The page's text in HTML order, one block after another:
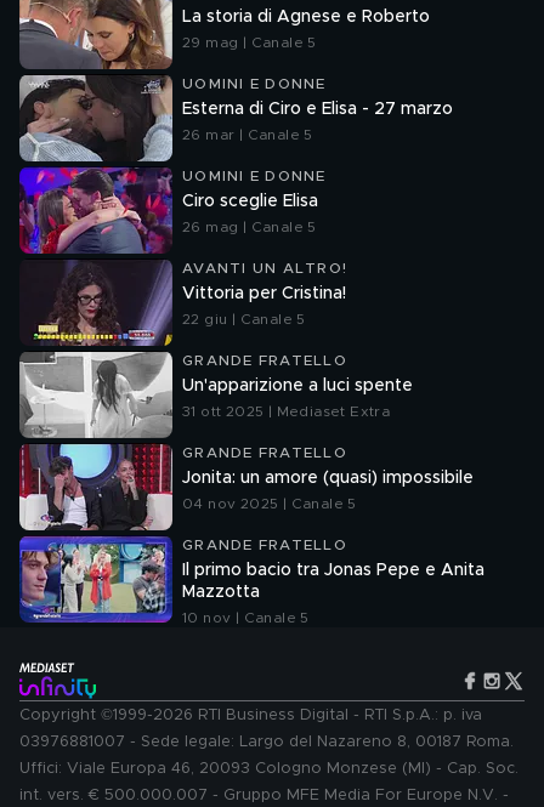
La storia di Agnese e Roberto
29 mag | Canale 5
UOMINI E DONNE
Esterna di Ciro e Elisa - 27 marzo
26 mar | Canale 5
UOMINI E DONNE
Ciro sceglie Elisa
26 mag | Canale 5
AVANTI UN ALTRO!
Vittoria per Cristina!
22 giu | Canale 5
GRANDE FRATELLO
Un'apparizione a luci spente
31 ott 2025 | Mediaset Extra
GRANDE FRATELLO
Jonita: un amore (quasi) impossibile
04 nov 2025 | Canale 5
GRANDE FRATELLO
Il primo bacio tra Jonas Pepe e Anita
Mazzotta
10 nov | Canale 5
Copyright ©1999-2026 RTI Business Digital - RTI S.p.A.: p. iva
03976881007 - Sede legale: Largo del Nazareno 8, 00187 Roma.
Uffici: Viale Europa 46, 20093 Cologno Monzese (MI) - Cap. Soc.
int. vers. € 500.000.007 - Gruppo MFE Media For Europe N.V. -